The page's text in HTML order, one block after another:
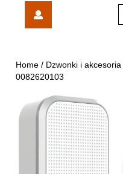
Home / Dzwonki i akcesoria
0082620103